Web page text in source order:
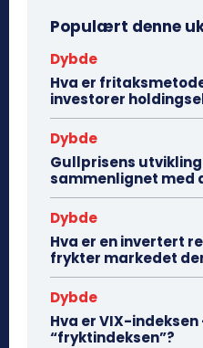
Populært denne
Dybde
Hva er
investorer
Dybde
Gullprisens utvikling
sammenlignet med
Dybde
Hva er en invertert
frykter markedet
Dybde
Hva er VIX-
“fryktindeksen”?